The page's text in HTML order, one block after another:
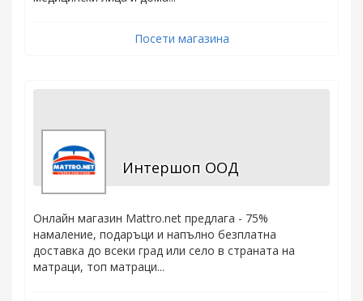
Посети магазина
Интершоп ООД
Онлайн магазин Mattro.net предлага - 75%
намаление, подаръци и напълно безплатна
доставка до всеки град или село в страната на
матраци, топ матраци...